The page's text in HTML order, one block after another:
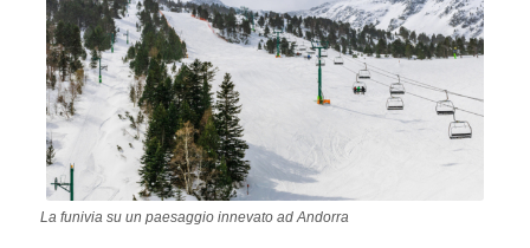
La funivia su un paesaggio innevato ad Andorra